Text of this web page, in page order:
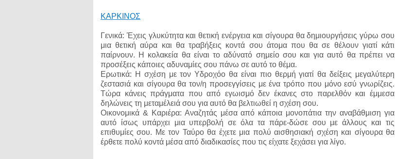
ΚΑΡΚΙΝΟΣ
Γενικά: Έχεις γλυκύτητα και θετική ενέργεια και σίγουρα θα δημιουργήσεις γύρω σου
μια θετική αύρα και θα τραβήξεις κοντά σου άτομα που θα σε θέλουν γιατί κάτι
παίρνουν. Η κολακεία θα είναι το αδύνατό σημείο σου και για αυτό θα πρέπει να
προσέξεις κάποιες αδυναμίες σου πάνω σε αυτό το θέμα.
Ερωτικά: Η σχέση με τον Υδροχόο θα είναι πιο θερμή γιατί θα δείξεις μεγαλύτερη
ζεστασιά και σίγουρα θα τον/η προσεγγίσεις με ένα τρόπο που μόνο εσύ γνωρίζεις.
Τώρα κάνεις πράγματα που από εγωισμό δεν έκανες στο παρελθόν και έμμεσα
δηλώνεις τη μεταμέλειά σου για αυτό θα βελτιωθεί η σχέση σου.
Οικονομικά & Καριέρα: Αναζητάς μέσα από κάποια μονοπάτια την αναβάθμιση για
αυτό ίσως υπάρχει μια υπερβολή σε όλα τα πάρε-δώσε σου με άλλους και τις
επιθυμίες σου. Με τον Ταύρο θα έχετε μια πολύ αισθησιακή σχέση και σίγουρα θα
έρθετε πολύ κοντά μέσα από διαδικασίες που τις είχατε ξεχάσει για λίγο.